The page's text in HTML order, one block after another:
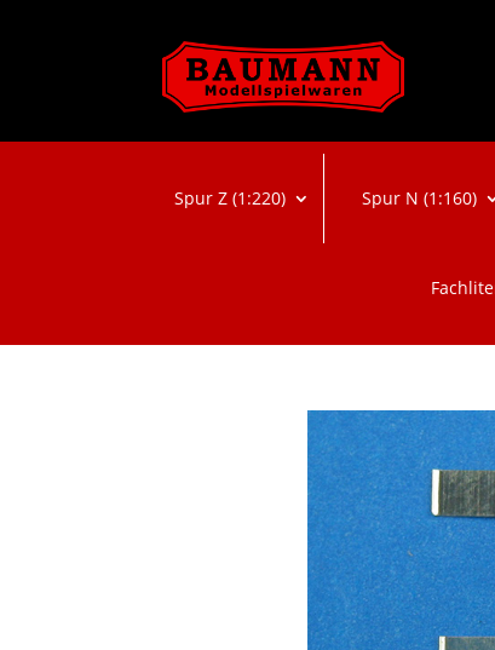
Spur Z (1:220) Spur N (1:160)